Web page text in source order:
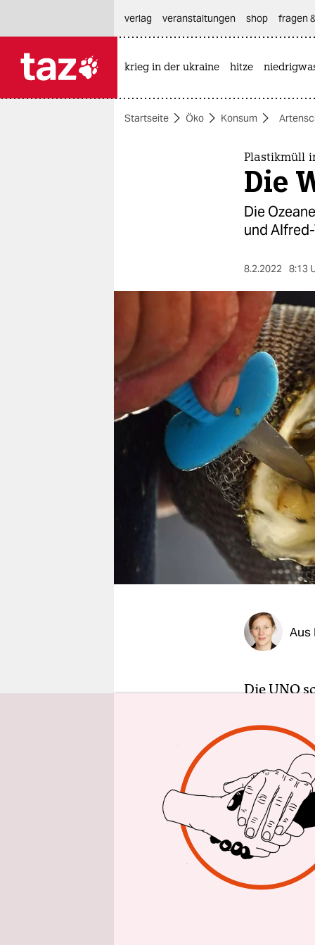
themen
berlin
nord
wahrheit
verlag
veranstaltungen
shop
fragen & hilfe
verlag
veranstaltungen shop fragen
krieg in der ukraine hitze
Startseite Öko Konsum
Plastikmüll
Die
Die
und
8.2.2022 8:13
Aus
Die UNO
ähnlich
WWF und
(AWI)
eine
das AWI
Demnach
der
Fischen,
„die fünf